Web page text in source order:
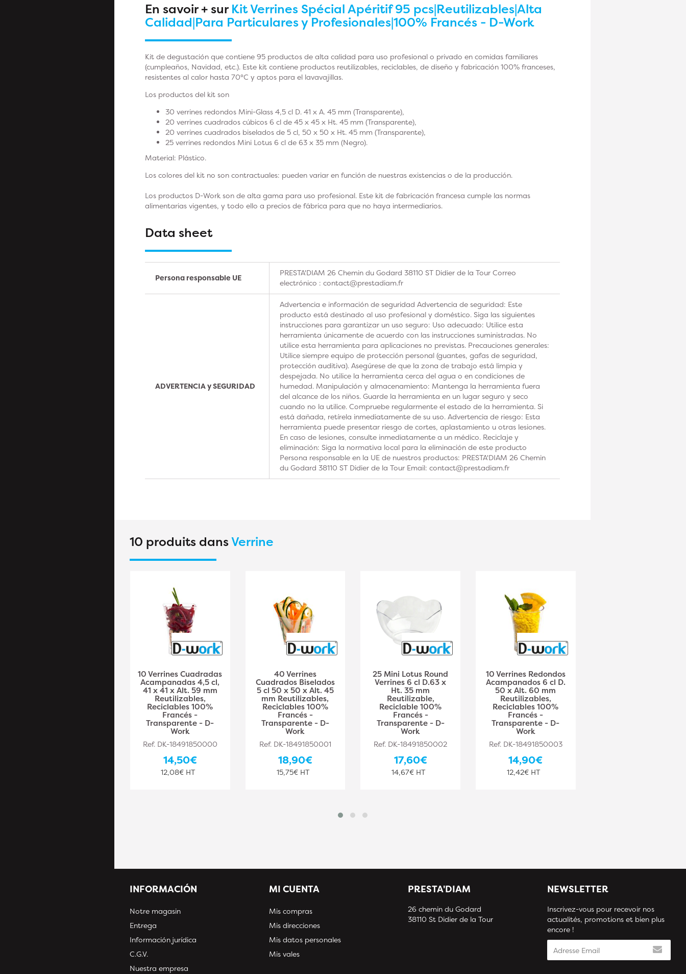
En savoir + sur Kit Verrines Spécial Apéritif 95 pcs|Reutilizables|Alta
Calidad|Para Particulares y Profesionales|100% Francés - D-Work
Kit de degustación que contiene 95 productos de alta calidad para uso profesional o privado en comidas familiares
(cumpleaños, Navidad, etc.). Este kit contiene productos reutilizables, reciclables, de diseño y fabricación 100% franceses,
resistentes al calor hasta 70°C y aptos para el lavavajillas.
Los productos del kit son
30 verrines redondos Mini-Glass 4,5 cl D. 41 x A. 45 mm (Transparente),
20 verrines cuadrados cúbicos 6 cl de 45 x 45 x Ht. 45 mm (Transparente),
20 verrines cuadrados biselados de 5 cl, 50 x 50 x Ht. 45 mm (Transparente),
25 verrines redondos Mini Lotus 6 cl de 63 x 35 mm (Negro).
Material: Plástico.
Los colores del kit no son contractuales: pueden variar en función de nuestras existencias o de la producción.
Los productos D-Work son de alta gama para uso profesional. Este kit de fabricación francesa cumple las normas
alimentarias vigentes, y todo ello a precios de fábrica para que no haya intermediarios.
Data sheet
Persona responsable UE
PRESTA'DIAM 26 Chemin du Godard 38110 ST Didier de la Tour Correo
electrónico : contact@prestadiam.fr
ADVERTENCIA y SEGURIDAD
Advertencia e información de seguridad Advertencia de seguridad: Este
producto está destinado al uso profesional y doméstico. Siga las siguientes
instrucciones para garantizar un uso seguro: Uso adecuado: Utilice esta
herramienta únicamente de acuerdo con las instrucciones suministradas. No
utilice esta herramienta para aplicaciones no previstas. Precauciones generales:
Utilice siempre equipo de protección personal (guantes, gafas de seguridad,
protección auditiva). Asegúrese de que la zona de trabajo está limpia y
despejada. No utilice la herramienta cerca del agua o en condiciones de
humedad. Manipulación y almacenamiento: Mantenga la herramienta fuera
del alcance de los niños. Guarde la herramienta en un lugar seguro y seco
cuando no la utilice. Compruebe regularmente el estado de la herramienta. Si
está dañada, retírela inmediatamente de su uso. Advertencia de riesgo: Esta
herramienta puede presentar riesgo de cortes, aplastamiento u otras lesiones.
En caso de lesiones, consulte inmediatamente a un médico. Reciclaje y
eliminación: Siga la normativa local para la eliminación de este producto
Persona responsable en la UE de nuestros productos: PRESTA'DIAM 26 Chemin
du Godard 38110 ST Didier de la Tour Email: contact@prestadiam.fr
10 produits dansVerrine
10 Verrines Cuadradas
Acampanadas 4,5 cl,
41 x 41 x Alt. 59 mm
Reutilizables,
Reciclables 100%
Francés -
Transparente - D-
Work
Ref. DK-18491850000
14,50€
12,08€ HT
40 Verrines
Cuadrados Biselados
5 cl 50 x 50 x Alt. 45
mm Reutilizables,
Reciclables 100%
Francés -
Transparente - D-
Work
Ref. DK-18491850001
18,90€
15,75€ HT
25 Mini Lotus Round
Verrines 6 cl D.63 x
Ht. 35 mm
Reutilizable,
Reciclable 100%
Francés -
Transparente - D-
Work
Ref. DK-18491850002
17,60€
14,67€ HT
10 Verrines Redondos
Acampanados 6 cl D.
50 x Alt. 60 mm
Reutilizables,
Reciclables 100%
Francés -
Transparente - D-
Work
Ref. DK-18491850003
14,90€
12,42€ HT
INFORMACIÓN
Notre magasin
Entrega
Información jurídica
C.G.V.
Nuestra empresa
MI CUENTA
Mis compras
Mis direcciones
Mis datos personales
Mis vales
PRESTA'DIAM
26 chemin du Godard
38110 St Didier de la Tour
NEWSLETTER
Inscrivez-vous pour recevoir nos
actualités, promotions et bien plus
encore !